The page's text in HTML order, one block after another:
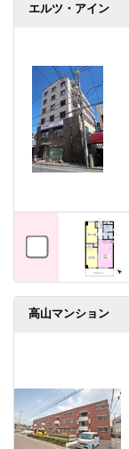
エルツ・アイン
高山マンション